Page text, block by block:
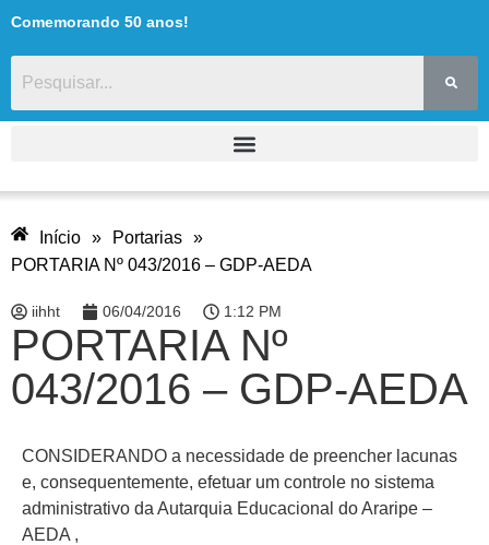
Comemorando 50 anos!
Início » Portarias »
PORTARIA Nº 043/2016 – GDP-AEDA
iihht 06/04/2016 1:12 PM
PORTARIA Nº
043/2016 – GDP-AEDA
CONSIDERANDO a necessidade de preencher lacunas
e, consequentemente, efetuar um controle no sistema
administrativo da Autarquia Educacional do Araripe –
AEDA ,